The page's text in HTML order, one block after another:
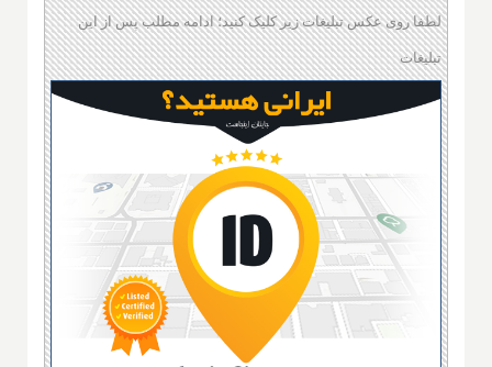
لطفا روی عکس تبلیغات زیر کلیک کنید؛ ادامه مطلب پس از این
تبلیغات